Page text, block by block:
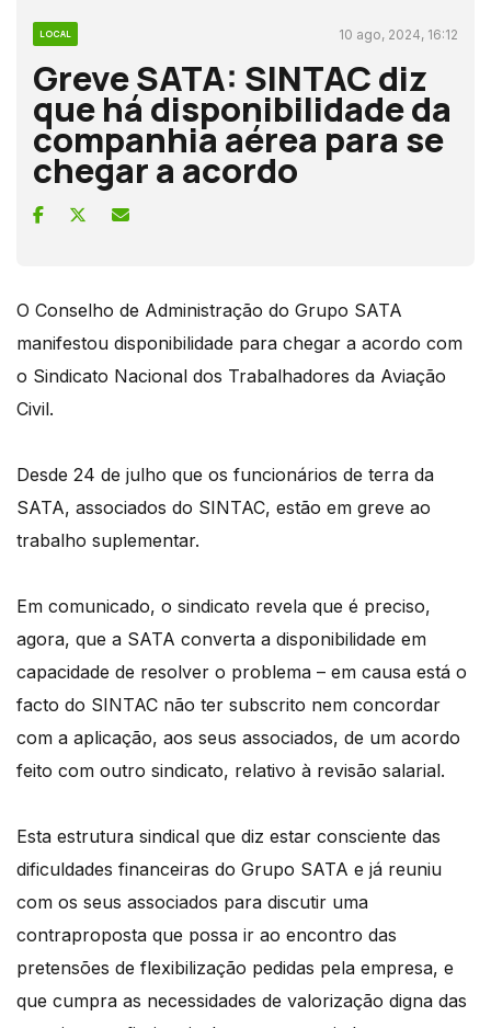
LOCAL 10 ago, 2024, 16:12
Greve SATA: SINTAC diz
que há disponibilidade da
companhia aérea para se
chegar a acordo
O Conselho de Administração do Grupo SATA
manifestou disponibilidade para chegar a acordo com
o Sindicato Nacional dos Trabalhadores da Aviação
Civil.
Desde 24 de julho que os funcionários de terra da
SATA, associados do SINTAC, estão em greve ao
trabalho suplementar.
Em comunicado, o sindicato revela que é preciso,
agora, que a SATA converta a disponibilidade em
capacidade de resolver o problema – em causa está o
facto do SINTAC não ter subscrito nem concordar
com a aplicação, aos seus associados, de um acordo
feito com outro sindicato, relativo à revisão salarial.
Esta estrutura sindical que diz estar consciente das
dificuldades financeiras do Grupo SATA e já reuniu
com os seus associados para discutir uma
contraproposta que possa ir ao encontro das
pretensões de flexibilização pedidas pela empresa, e
que cumpra as necessidades de valorização digna das